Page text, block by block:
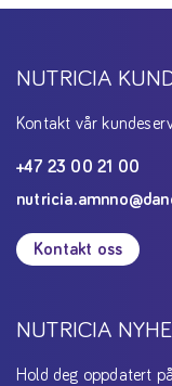
NUTRICIA
Kontakt vår
+47 23 00 21 00
Kontakt oss
NUTRICIA
Hold deg oppdatert